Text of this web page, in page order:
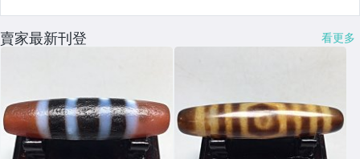
賣家最新刊登 看更多